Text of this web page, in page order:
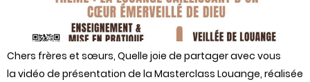
Chers frères et sœurs, Quelle joie de partager avec vous
la vidéo de présentation de la Masterclass Louange, réalisée